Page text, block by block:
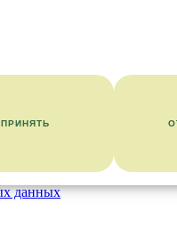
сполитикой
данных
ПРИНЯТЬ